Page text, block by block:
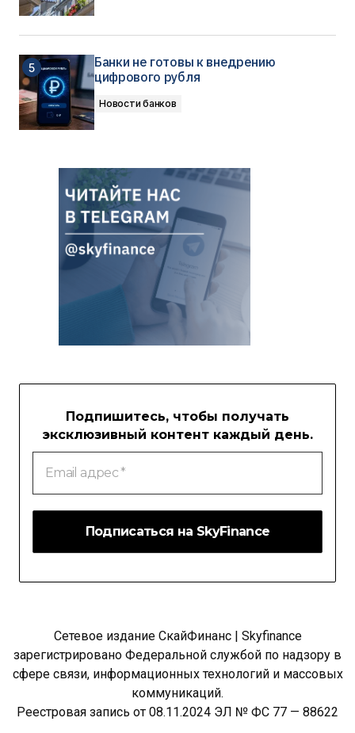
Банки не готовы к внедрению
цифрового рубля
Новости банков
Подпишитесь, чтобы получать
эксклюзивный контент каждый день.
Email
адрес
Сетевое издание СкайФинанс | Skyfinance
зарегистрировано Федеральной службой по надзору в
сфере связи, информационных технологий и массовых
коммуникаций.
Реестровая запись от 08.11.2024 ЭЛ № ФС 77 — 88622